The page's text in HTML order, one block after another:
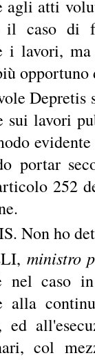
agli atti
il caso di
i lavori,
Depretis
sui lavori
evidente
portar
252
Non ho
ministro
nel caso
alla
ed
col